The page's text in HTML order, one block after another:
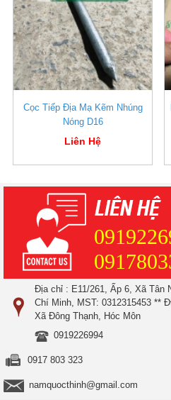
Cọc Tiếp Địa Mạ Kẽm Nhúng
Nóng D16
Liên Hệ
Địa chỉ : E11/261, Ấp 6, Xã Tân
Chí Minh, MST: 0312315453 **
Xã Đông Thạnh, Hóc Môn
0919226994
0917 803 323
namquocthinh@gmail.com